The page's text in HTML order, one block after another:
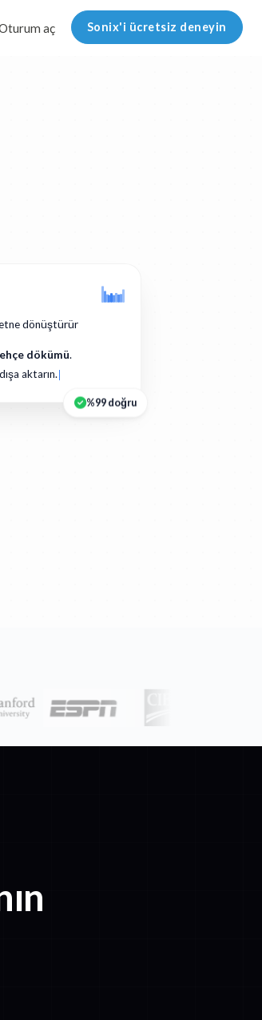
aç Sonix'i ücretsiz deneyin
dönüştürür
dökümü.
aktarın.
%99 doğru